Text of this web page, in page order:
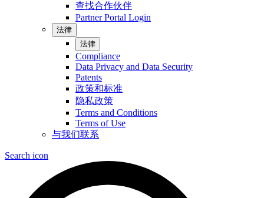
查找合作伙伴
Partner Portal Login
法律
法律
Compliance
Data Privacy and Data Security
Patents
政策和标准
隐私政策
Terms and Conditions
Terms of Use
与我们联系
Search icon